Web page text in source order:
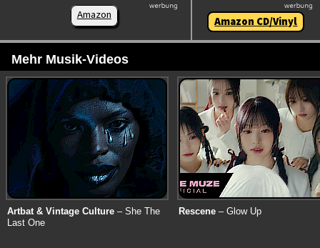
Amazon Amazon CD/Vinyl
Mehr Musik-Videos
Artbat & Vintage Culture – She The
Last One
Rescene – Glow Up